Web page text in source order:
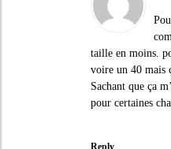
taille en moins.
voire un 40 mais
Sachant que ça
pour certaines
Reply